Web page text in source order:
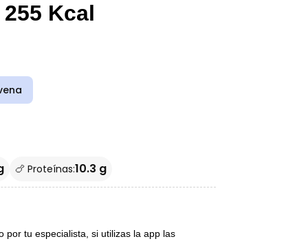
Kcal
🍗 Proteínas:10.3 g
por tu especialista, si utilizas la app las